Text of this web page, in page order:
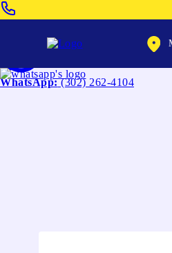
WhatsApp: (302) 262-4104